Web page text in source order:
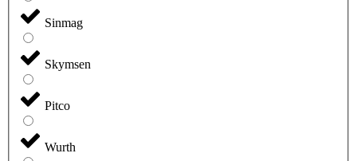
Sinmag
Skymsen
Pitco
Wurth